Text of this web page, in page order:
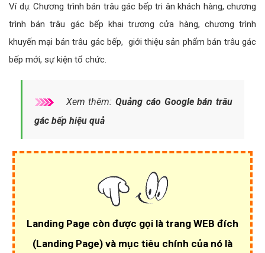
Ví dụ: Chương trình bán trâu gác bếp tri ân khách hàng, chương
trình bán trâu gác bếp khai trương cửa hàng, chương trình
khuyến mại bán trâu gác bếp, giới thiệu sản phẩm bán trâu gác
bếp mới, sự kiện tổ chức.
Xem thêm:Quảng cáo Google bán trâu
gác bếp hiệu quả
Landing Page còn được gọi là trang WEB đích
(Landing Page) và mục tiêu chính của nó là